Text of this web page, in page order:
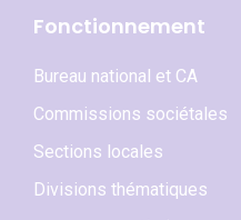
Fonctionnement
Bureau national et CA
Commissions sociétales
Sections locales
Divisions thématiques